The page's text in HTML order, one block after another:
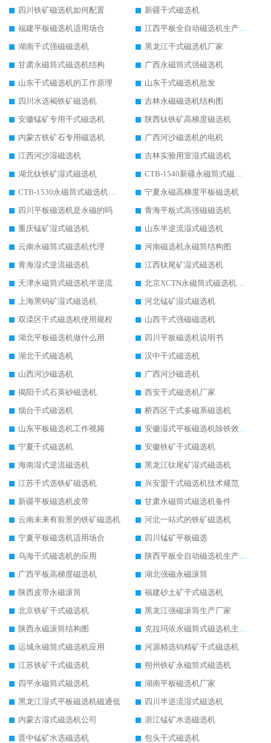
四川铁矿磁选机如何配置
新疆干式磁选机
福建平板磁选机适用场合
湖南干式强磁磁选机
黑龙江干式磁选机厂家
甘肃永磁筒式磁选机结构
广西永磁筒式强磁选机
山东干式磁选机的工作原理
山东干式磁选机批发
四川水选褐铁矿磁选机
吉林永磁磁选机结构图
安徽锰矿专用干式磁选机
陕西钛铁矿高梯度磁选机
内蒙古铁矿石专用磁选机
广西河沙磁选机的电机
江西河沙湿磁选机
吉林实验用室湿式磁选机
湖北钛铁矿湿式磁选机
宁夏永磁高梯度平板磁选机
四川平板磁选机是永磁的吗
青海平板式高强磁磁选机
重庆锰矿湿式磁选机
山东半逆流湿式磁选机
云南永磁筒式磁选机代理
河南磁选机永磁筒结构图
青海湿式逆流磁选机
江西钛尾矿湿式磁选机
天津永磁筒式磁选机半逆流
上海黑钨矿湿式磁选机
河北锰矿湿式磁选机
双滦区干式磁选机使用规程
山西干式强磁磁选机
湖北平板磁选机做什么用
四川平板磁选机说明书
湖北干式磁选机
汉中干式磁选机
山西河沙磁选机
广西河沙磁选机
揭阳干式石英砂磁选机
西安干式磁选机厂家
烟台干式磁选机
桥西区干式多磁系磁选机
山东平板磁选机工作视频
宁夏干式磁选机
安徽铁矿干式磁选机
海南湿式逆流磁选机
黑龙江钛尾矿湿式磁选机
江苏干式选铁矿磁选机
兴安盟干式磁选机技术规范
新疆平板磁选机皮带
甘肃永磁筒式磁选机备件
云南未来有前景的铁矿磁选机
河北一站式的铁矿磁选机
宁夏平板磁选机适用场合
四川锰矿平板磁选
乌海干式磁选机的应用
广西平板高梯度磁选机
湖北强磁永磁滚筒
陕西皮带永磁滚筒
福建砂土矿干式磁选机
北京铁矿干式磁选机
黑龙江强磁滚筒生产厂家
陕西永磁滚筒结构图
运城永磁筒式磁选机应用
河源精选钨精矿干式磁选机
江苏铁矿干式磁选机
朔州铁矿永磁筒式磁选机
四平永磁筒式磁选机
湖南平板磁选机厂家
黑龙江湿式平板磁选机磁通低
四川半逆流湿式磁选机
内蒙古湿式磁选机公司
浙江锰矿水选磁选机
晋中锰矿水选磁选机
包头干式磁选机